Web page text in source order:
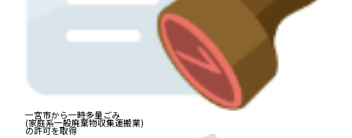
一宮市から一時多量ごみ
(家庭系一般廃棄物収集運搬業)
の許可を取得